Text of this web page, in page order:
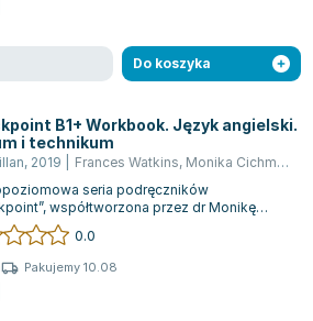
Do koszyka
B1+ Workbook. Język angielski.
i technikum
, 2019 Frances Watkins, Monika Cichmińska
seria podręczników
współtworzona przez dr Monikę
została opracowana z myślą o nowej,
0.0
Pakujemy 10.08